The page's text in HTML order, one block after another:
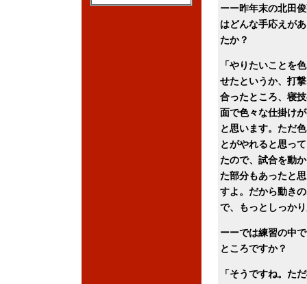
ーー昨年末の北田
はどんな手応えが
たか？
「やりたいことを
せたというか、打
合ったところ、寝
面で色々な仕掛け
と思います。ただ
とがやれると思っ
たので、試合を動
た部分もあったと
すよ。だから動き
で、もっとしっか
ーーでは練習の中
ところですか？
「そうですね。た